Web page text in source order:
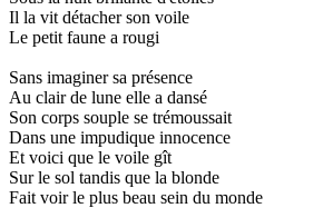
Il la vit détacher son voile
Le petit faune a rougi
Sans imaginer sa présence
Au clair de lune elle a dansé
Son corps souple se trémoussait
Dans une impudique innocence
Et voici que le voile gît
Sur le sol tandis que la blonde
Fait voir le plus beau sein du monde